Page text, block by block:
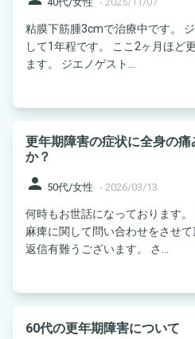
粘膜下筋腫3cmで治療中です。
して1年程です。 ここ2ヶ月ほど
ます。 ジエノゲスト...
更年期障害の症状に全身の
か？
person 50代/女性 - 2026/03/13
何時もお世話になっております
麻痺に関して問い合わせをさせ
返信有難うございます。 さ...
60代の更年期障害について